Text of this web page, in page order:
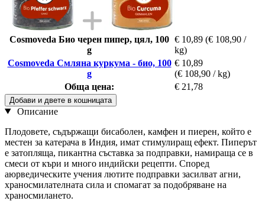
Cosmoveda Био черен пипер, цял, 100
g
€ 10,89 (€ 108,90 /
kg)
Cosmoveda Смляна куркума - био, 100
g
€ 10,89
(€ 108,90 / kg)
Обща цена:
€ 21,78
Добави и двете в кошницата
Описание
Плодовете, съдържащи бисаболен, камфен и пиерен, който е
местен за катерача в Индия, имат стимулиращ ефект. Пиперът
е затопляща, пикантна съставка за подправки, намираща се в
смеси от къри и много индийски рецепти. Според
аюрведическите учения лютите подправки засилват агни,
храносмилателната сила и спомагат за подобряване на
храносмилането.